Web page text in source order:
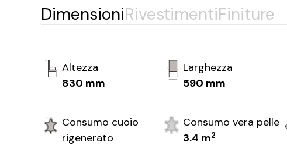
DimensioniRivestimentiFiniture
Altezza
830 mm
Larghezza
590 mm
Consumo cuoio
rigenerato
Consumo vera pelle
3.4 m2